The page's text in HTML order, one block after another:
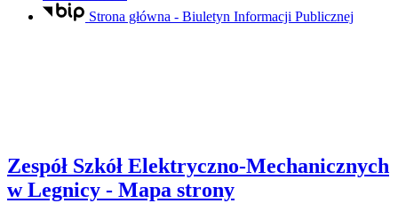
Strona główna - Biuletyn Informacji Publicznej
Zespół Szkół Elektryczno-Mechanicznych
w Legnicy - Mapa strony